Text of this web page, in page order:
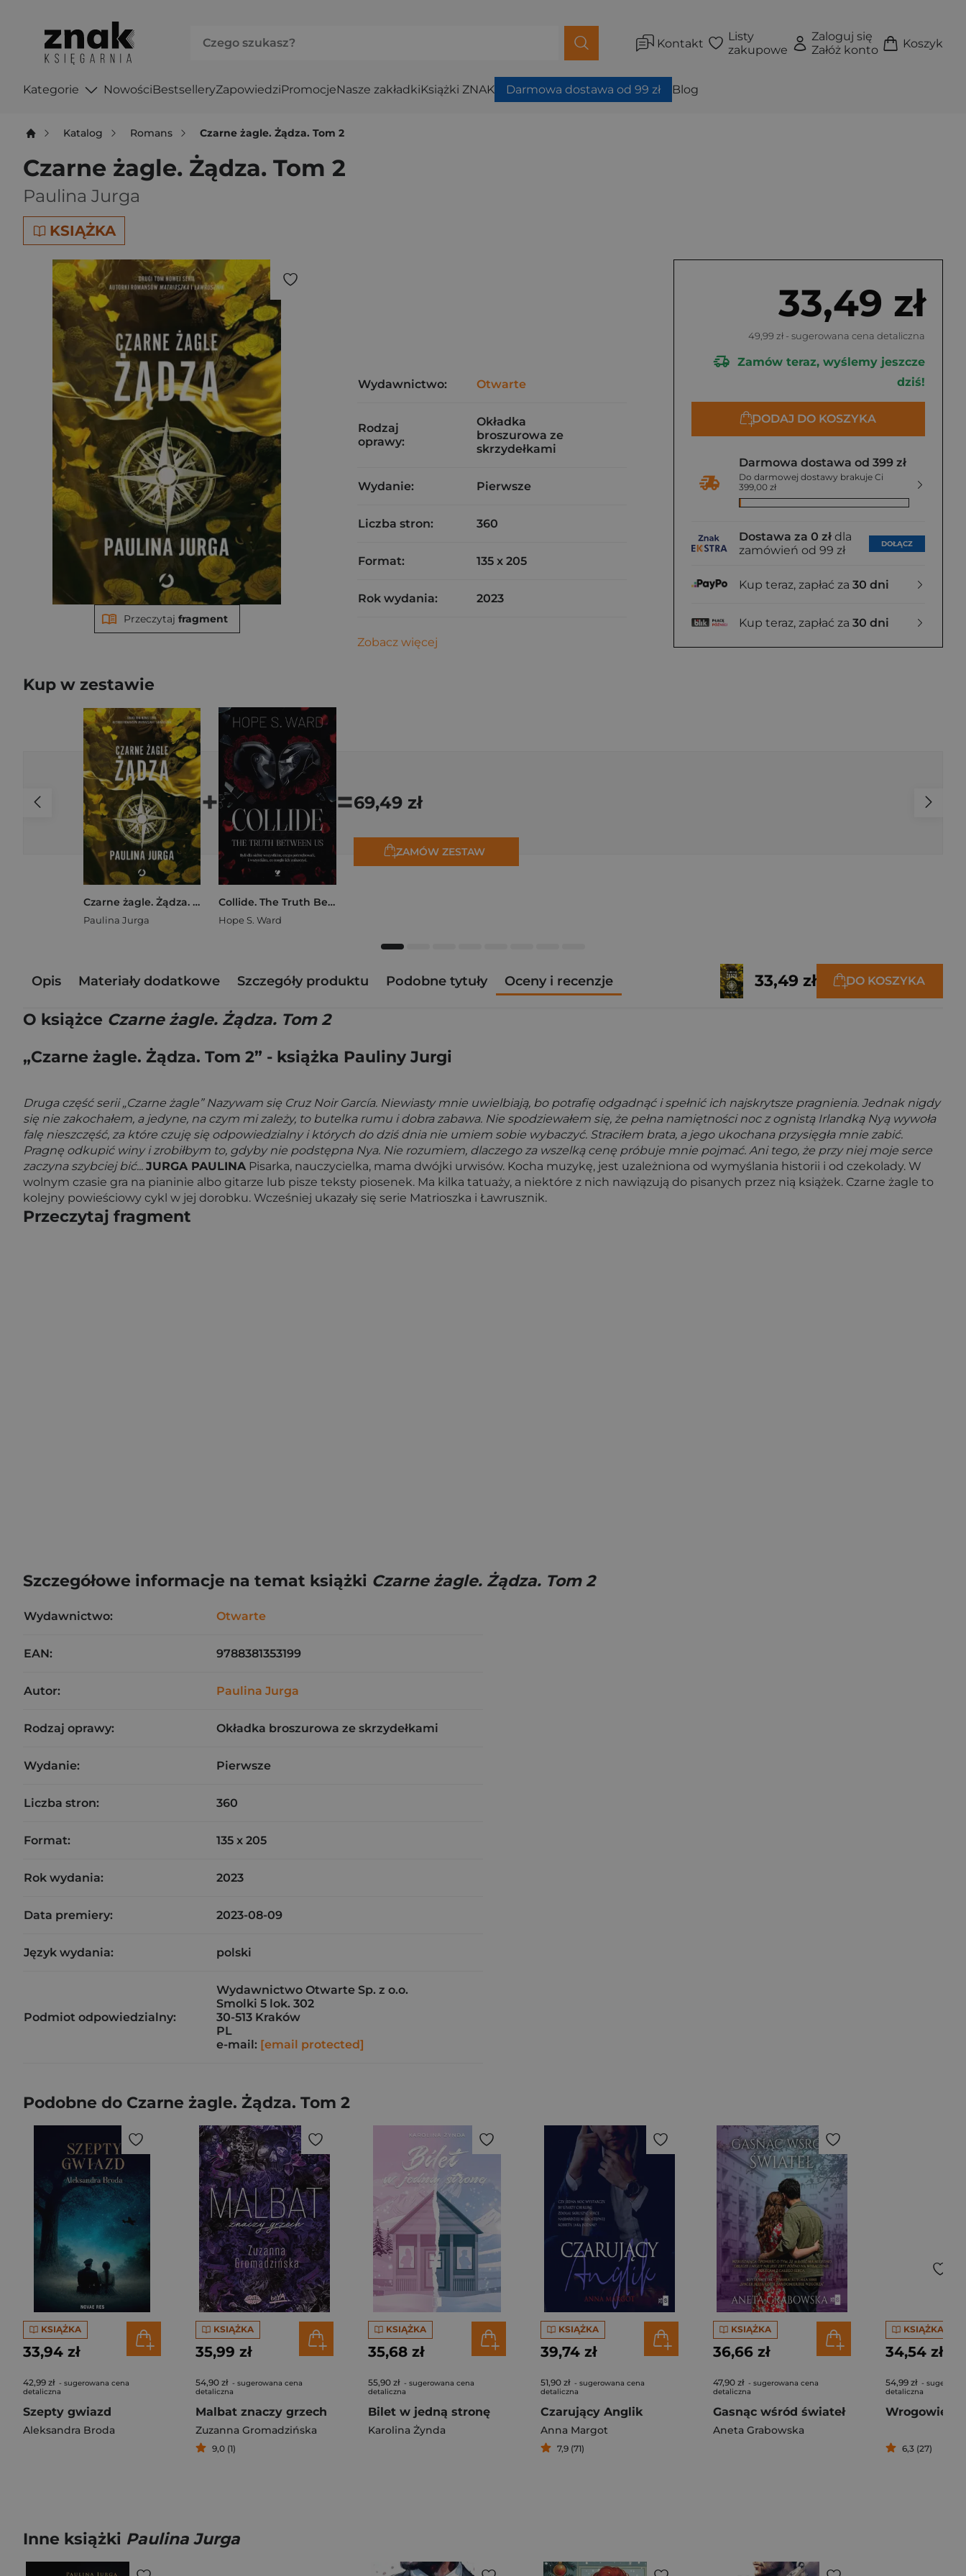
Kontakt
Listy
zakupowe
Zaloguj się
Załóż konto
Koszyk
Kategorie NowościBestselleryZapowiedziPromocjeNasze zakładkiKsiążki ZNAK Darmowa dostawa od 99 zł Blog
Katalog Romans Czarne żagle. Żądza. Tom 2
Czarne żagle. Żądza. Tom 2
Paulina Jurga
KSIĄŻKA
Przeczytaj fragment
33,49 zł
49,99 zł - sugerowana cena detaliczna
Zamów teraz, wyślemy jeszcze
dziś!
DODAJ DO KOSZYKA
Darmowa dostawa od 399 zł
Do darmowej dostawy brakuje Ci
399,00 zł
Dostawa za 0 zł dla
zamówień od 99 zł
DOŁĄCZ
Kup teraz, zapłać za 30 dni
Kup teraz, zapłać za 30 dni
Wydawnictwo: Otwarte
Rodzaj
oprawy:
Okładka
broszurowa ze
skrzydełkami
Wydanie: Pierwsze
Liczba stron: 360
Format: 135 x 205
Rok wydania: 2023
Zobacz więcej
Kup w zestawie
Czarne żagle. Żądza. Tom 2
Paulina Jurga
+
Collide. The Truth Between Us
Hope S. Ward
=69,49 zł
ZAMÓW ZESTAW
Opis Materiały dodatkowe Szczegóły produktu Podobne tytuły Oceny i recenzje 33,49 zł DO KOSZYKA
O książce Czarne żagle. Żądza. Tom 2
„Czarne żagle. Żądza. Tom 2” - książka Pauliny Jurgi
Druga część serii „Czarne żagle” Nazywam się Cruz Noir García. Niewiasty mnie uwielbiają, bo potrafię odgadnąć i spełnić ich najskrytsze pragnienia. Jednak nigdy
się nie zakochałem, a jedyne, na czym mi zależy, to butelka rumu i dobra zabawa. Nie spodziewałem się, że pełna namiętności noc z ognistą Irlandką Nyą wywoła
falę nieszczęść, za które czuję się odpowiedzialny i których do dziś dnia nie umiem sobie wybaczyć. Straciłem brata, a jego ukochana przysięgła mnie zabić.
Pragnę odkupić winy i zrobiłbym to, gdyby nie podstępna Nya. Nie rozumiem, dlaczego za wszelką cenę próbuje mnie pojmać. Ani tego, że przy niej moje serce
zaczyna szybciej bić... JURGA PAULINA Pisarka, nauczycielka, mama dwójki urwisów. Kocha muzykę, jest uzależniona od wymyślania historii i od czekolady. W
wolnym czasie gra na pianinie albo gitarze lub pisze teksty piosenek. Ma kilka tatuaży, a niektóre z nich nawiązują do pisanych przez nią książek. Czarne żagle to
kolejny powieściowy cykl w jej dorobku. Wcześniej ukazały się serie Matrioszka i Ławrusznik.
Przeczytaj fragment
Szczegółowe informacje na temat książki Czarne żagle. Żądza. Tom 2
Wydawnictwo: Otwarte
EAN: 9788381353199
Autor: Paulina Jurga
Rodzaj oprawy: Okładka broszurowa ze skrzydełkami
Wydanie: Pierwsze
Liczba stron: 360
Format: 135 x 205
Rok wydania: 2023
Data premiery: 2023-08-09
Język wydania: polski
Podmiot odpowiedzialny:
Wydawnictwo Otwarte Sp. z o.o.
Smolki 5 lok. 302
30-513 Kraków
PL
e-mail: [email protected]
Podobne do Czarne żagle. Żądza. Tom 2
KSIĄŻKA
33,94 zł
42,99 zł - sugerowana cena
detaliczna
Szepty gwiazd
Aleksandra Broda
KSIĄŻKA
35,99 zł
54,90 zł - sugerowana cena
detaliczna
Malbat znaczy grzech
Zuzanna Gromadzińska
9,0 (1)
KSIĄŻKA
35,68 zł
55,90 zł - sugerowana cena
detaliczna
Bilet w jedną stronę
Karolina Żynda
KSIĄŻKA
39,74 zł
51,90 zł - sugerowana cena
detaliczna
Czarujący Anglik
Anna Margot
7,9 (71)
KSIĄŻKA
36,66 zł
47,90 zł - sugerowana cena
detaliczna
Gasnąc wśród świateł
Aneta Grabowska
KSIĄŻKA
34,54 zł
54,99 zł -
detaliczna
Wrogowie
6,3 (27)
Inne książki Paulina Jurga